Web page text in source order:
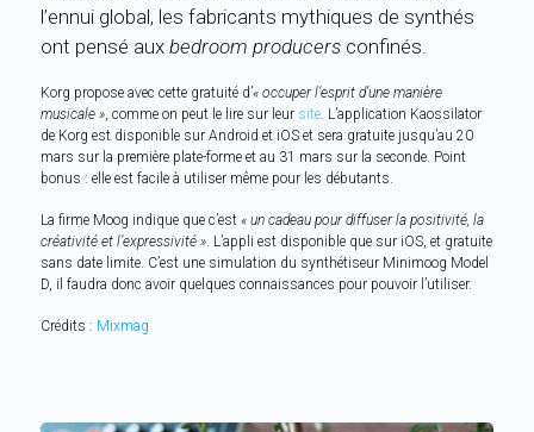
l’ennui global, les fabricants mythiques de synthés
ont pensé aux bedroom producers confinés.
Korg propose avec cette gratuité d’« occuper l’esprit d’une manière
musicale », comme on peut le lire sur leur site. L’application Kaossilator
de Korg est disponible sur Android et iOS et sera gratuite jusqu’au 20
mars sur la première plate-forme et au 31 mars sur la seconde. Point
bonus : elle est facile à utiliser même pour les débutants.
La firme Moog indique que c’est « un cadeau pour diffuser la positivité, la
créativité et l’expressivité ». L’appli est disponible que sur iOS, et gratuite
sans date limite. C’est une simulation du synthétiseur Minimoog Model
D, il faudra donc avoir quelques connaissances pour pouvoir l’utiliser.
Crédits : Mixmag